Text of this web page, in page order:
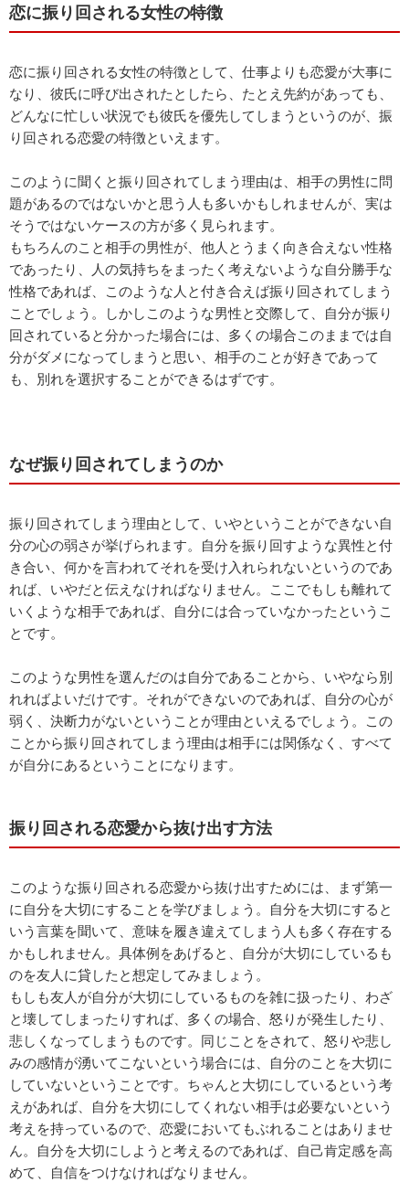
恋に振り回される女性の特徴
恋に振り回される女性の特徴として、仕事よりも恋愛が大事に
なり、彼氏に呼び出されたとしたら、たとえ先約があっても、
どんなに忙しい状況でも彼氏を優先してしまうというのが、振
り回される恋愛の特徴といえます。
このように聞くと振り回されてしまう理由は、相手の男性に問
題があるのではないかと思う人も多いかもしれませんが、実は
そうではないケースの方が多く見られます。
もちろんのこと相手の男性が、他人とうまく向き合えない性格
であったり、人の気持ちをまったく考えないような自分勝手な
性格であれば、このような人と付き合えば振り回されてしまう
ことでしょう。しかしこのような男性と交際して、自分が振り
回されていると分かった場合には、多くの場合このままでは自
分がダメになってしまうと思い、相手のことが好きであって
も、別れを選択することができるはずです。
なぜ振り回されてしまうのか
振り回されてしまう理由として、いやということができない自
分の心の弱さが挙げられます。自分を振り回すような異性と付
き合い、何かを言われてそれを受け入れられないというのであ
れば、いやだと伝えなければなりません。ここでもしも離れて
いくような相手であれば、自分には合っていなかったというこ
とです。
このような男性を選んだのは自分であることから、いやなら別
れればよいだけです。それができないのであれば、自分の心が
弱く、決断力がないということが理由といえるでしょう。この
ことから振り回されてしまう理由は相手には関係なく、すべて
が自分にあるということになります。
振り回される恋愛から抜け出す方法
このような振り回される恋愛から抜け出すためには、まず第一
に自分を大切にすることを学びましょう。自分を大切にすると
いう言葉を聞いて、意味を履き違えてしまう人も多く存在する
かもしれません。具体例をあげると、自分が大切にしているも
のを友人に貸したと想定してみましょう。
もしも友人が自分が大切にしているものを雑に扱ったり、わざ
と壊してしまったりすれば、多くの場合、怒りが発生したり、
悲しくなってしまうものです。同じことをされて、怒りや悲し
みの感情が湧いてこないという場合には、自分のことを大切に
していないということです。ちゃんと大切にしているという考
えがあれば、自分を大切にしてくれない相手は必要ないという
考えを持っているので、恋愛においてもぶれることはありませ
ん。自分を大切にしようと考えるのであれば、自己肯定感を高
めて、自信をつけなければなりません。